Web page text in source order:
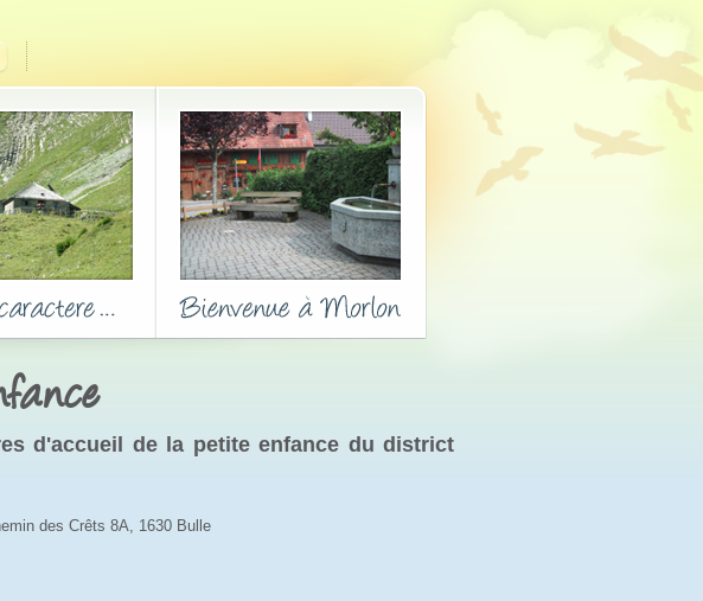
d'accueil de la petite enfance du district
des Crêts 8A, 1630 Bulle